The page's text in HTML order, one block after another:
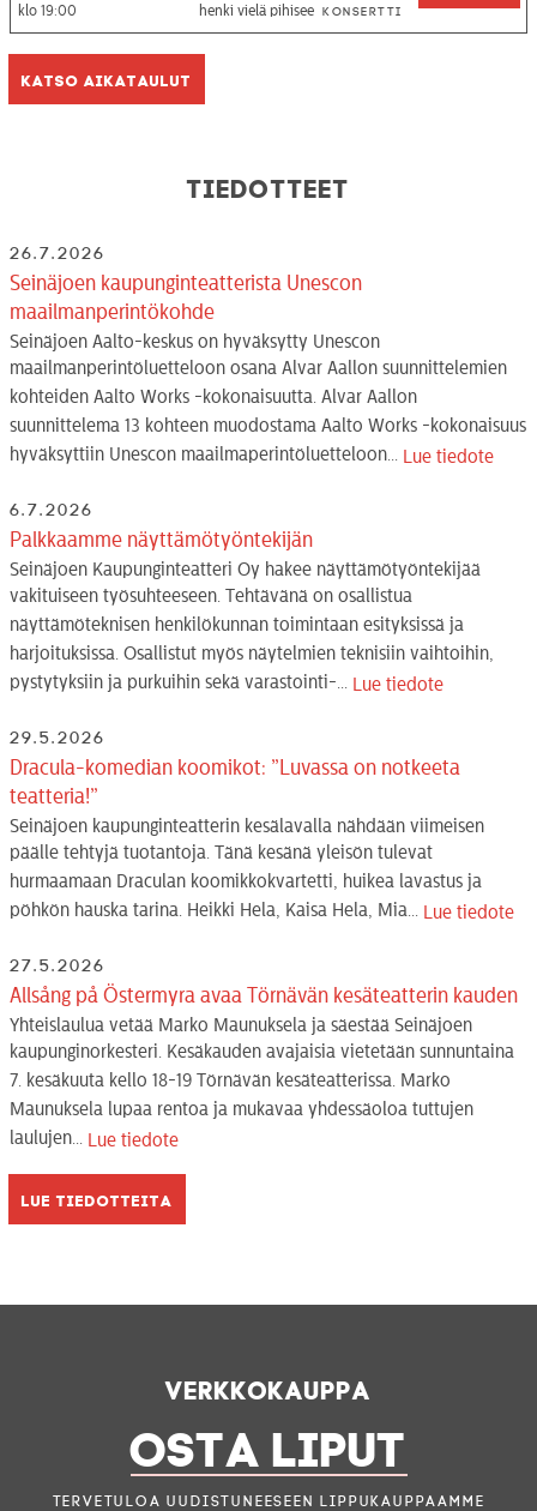
19:00
henki vielä pihisee Konsertti
Katso aikataulut
Tiedotteet
26.7.2026
Seinäjoen kaupunginteatterista Unescon
maailmanperintökohde
Seinäjoen Aalto-keskus on hyväksytty Unescon
maailmanperintöluetteloon osana Alvar Aallon suunnittelemien
kohteiden Aalto Works -kokonaisuutta. Alvar Aallon
suunnittelema 13 kohteen muodostama Aalto Works -kokonaisuus
hyväksyttiin Unescon maailmaperintöluetteloon...
Lue tiedote
6.7.2026
Palkkaamme näyttämötyöntekijän
Seinäjoen Kaupunginteatteri Oy hakee näyttämötyöntekijää
vakituiseen työsuhteeseen. Tehtävänä on osallistua
näyttämöteknisen henkilökunnan toimintaan esityksissä ja
harjoituksissa. Osallistut myös näytelmien teknisiin vaihtoihin,
pystytyksiin ja purkuihin sekä varastointi-...
Lue tiedote
29.5.2026
Dracula-komedian koomikot: ”Luvassa on notkeeta
teatteria!”
Seinäjoen kaupunginteatterin kesälavalla nähdään viimeisen
päälle tehtyjä tuotantoja. Tänä kesänä yleisön tulevat
hurmaamaan Draculan koomikkokvartetti, huikea lavastus ja
pöhkön hauska tarina. Heikki Hela, Kaisa Hela, Mia...
Lue tiedote
27.5.2026
Allsång på Östermyra avaa Törnävän kesäteatterin kauden
Yhteislaulua vetää Marko Maunuksela ja säestää Seinäjoen
kaupunginorkesteri. Kesäkauden avajaisia vietetään sunnuntaina
7. kesäkuuta kello 18-19 Törnävän kesäteatterissa. Marko
Maunuksela lupaa rentoa ja mukavaa yhdessäoloa tuttujen
laulujen...
Lue tiedote
Lue tiedotteita
Verkkokauppa
OSTA LIPUT
Tervetuloa uudistuneeseen lippukauppaamme